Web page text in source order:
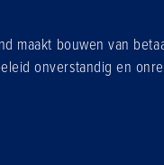
maakt bouwen van
onverstandig en